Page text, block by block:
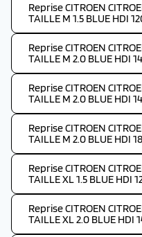
Reprise CITROEN
TAILLE M 1.5 BLUE HDI
Reprise CITROEN
TAILLE M 2.0 BLUE HDI
Reprise CITROEN
TAILLE M 2.0 BLUE HDI
Reprise CITROEN
TAILLE M 2.0 BLUE HDI
Reprise CITROEN
TAILLE XL 1.5 BLUE HDI
Reprise CITROEN
TAILLE XL 2.0 BLUE HDI